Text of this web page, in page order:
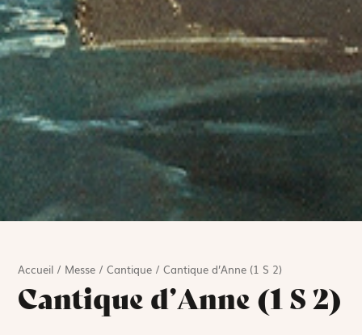
Accueil / Messe /Cantique /Cantique d’Anne (1 S 2)
Cantique d’Anne (1 S 2)